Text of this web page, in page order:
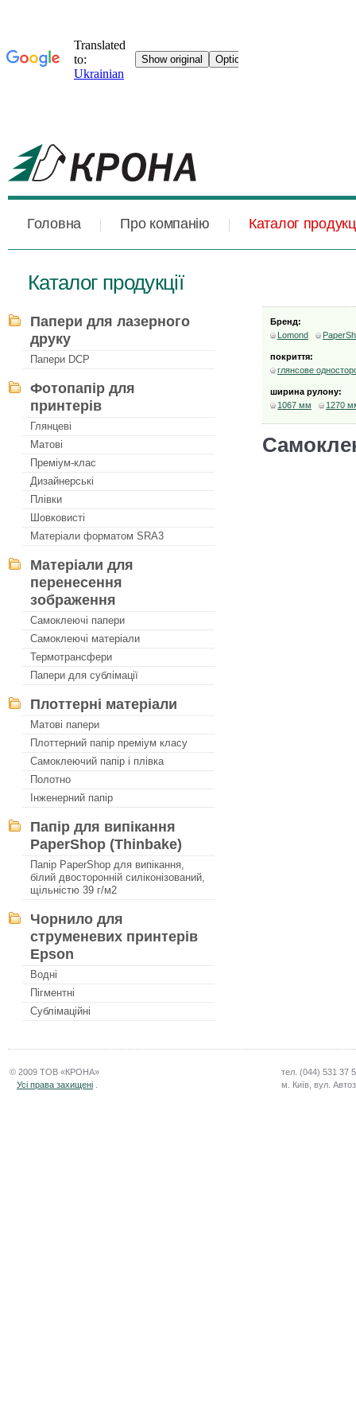
Головна Про компанію Каталог
Каталог продукції
Бренд:
Lomond
покриття:
глянсове
ширина рулону:
1067 мм
1270
Папери для лазерного
друку
Папери DCP
Фотопапір для
принтерів
Глянцеві
Матові
Преміум-клас
Дизайнерські
Плівки
Шовковисті
Матеріали форматом SRA3
Матеріали для
перенесення
зображення
Самоклеючі папери
Самоклеючі матеріали
Термотрансфери
Папери для сублімації
Плоттерні матеріали
Матові папери
Плоттерний папір преміум класу
Самоклеючий папір і плівка
Полотно
Інженерний папір
Папір для випікання
PaperShop (Thinbake)
Папір PaperShop для випікання,
білий двосторонній силіконізований,
щільністю 39 г/м2
Чорнило для
струменевих принтерів
Epson
Водні
Пігментні
Сублімаційні
© 2009 ТОВ «КРОНА»
Усі права захищені
тел. (044) 531 37
м. Київ, вул.